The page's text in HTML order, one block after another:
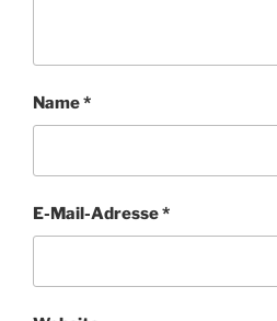
Name*
E-Mail-Adresse*